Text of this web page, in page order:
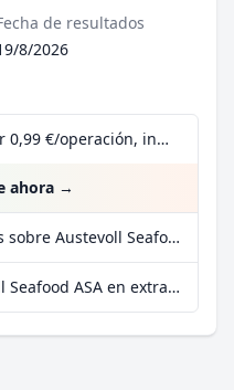
de resultados
8/2026
Austevoll Seafood ASA por 0,99 €/operación, incluido el Dividend Reinvestment Plan
ahora →
Más datos fundamentales sobre Austevoll Seafood ASA en Parqet
Más datos sobre Austevoll Seafood ASA en extraETF